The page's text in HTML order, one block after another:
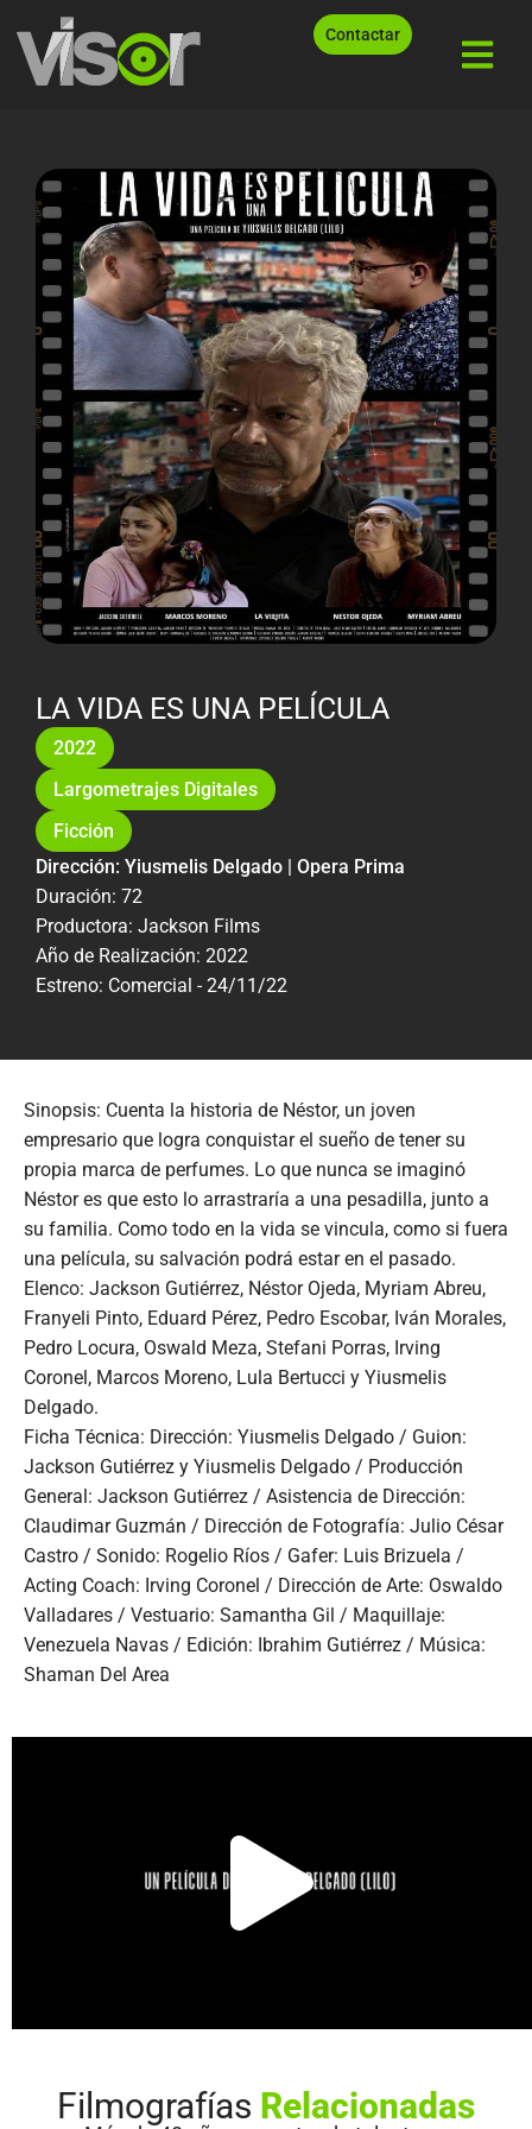
Contactar
LA VIDA ES UNA PELÍCULA
2022
Largometrajes Digitales
Ficción
Dirección: Yiusmelis Delgado | Opera Prima
Duración: 72
Productora: Jackson Films
Año de Realización: 2022
Estreno: Comercial - 24/11/22
Sinopsis: Cuenta la historia de Néstor, un joven
empresario que logra conquistar el sueño de tener su
propia marca de perfumes. Lo que nunca se imaginó
Néstor es que esto lo arrastraría a una pesadilla, junto a
su familia. Como todo en la vida se vincula, como si fuera
una película, su salvación podrá estar en el pasado.
Elenco: Jackson Gutiérrez, Néstor Ojeda, Myriam Abreu,
Franyeli Pinto, Eduard Pérez, Pedro Escobar, Iván Morales,
Pedro Locura, Oswald Meza, Stefani Porras, Irving
Coronel, Marcos Moreno, Lula Bertucci y Yiusmelis
Delgado.
Ficha Técnica: Dirección: Yiusmelis Delgado / Guion:
Jackson Gutiérrez y Yiusmelis Delgado / Producción
General: Jackson Gutiérrez / Asistencia de Dirección:
Claudimar Guzmán / Dirección de Fotografía: Julio César
Castro / Sonido: Rogelio Ríos / Gafer: Luis Brizuela /
Acting Coach: Irving Coronel / Dirección de Arte: Oswaldo
Valladares / Vestuario: Samantha Gil / Maquillaje:
Venezuela Navas / Edición: Ibrahim Gutiérrez / Música:
Shaman Del Area
Filmografías Relacionadas